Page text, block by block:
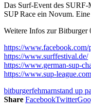
Das Surf-Event des SURF-
SUP Race ein Novum.
Weitere Infos zur Bitburger
https://www.facebook.com/
https://www.surffestival.de/
https://www.german-sup-
https://www.sup-
bitburgerfehmarnstand up
Share FacebookTwitter